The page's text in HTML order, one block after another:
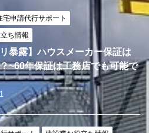
宅申請代行サポート
ち情報
リ暴露】ハウスメーカー保証は
~60年保証は工務店でも可能で